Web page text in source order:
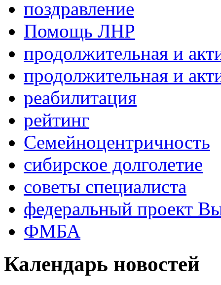
поздравление
Помощь ЛНР
продолжительная и
продолжительная и
реабилитация
рейтинг
Семейноцентричность
сибирское долголетие
советы специалиста
федеральный проект
ФМБА
Календарь новостей